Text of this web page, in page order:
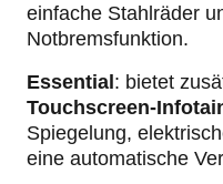
einfache Stahlräder
Notbremsfunktion.
Essential: bietet
Touchscreen-
Spiegelung,
eine automatische